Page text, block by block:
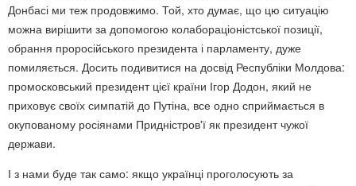
Донбасі ми теж продовжимо. Той, хто думає, що цю ситуацію
можна вирішити за допомогою колабораціоністської позиції,
обрання проросійського президента і парламенту, дуже
помиляється. Досить подивитися на досвід Республіки Молдова:
промосковський президент цієї країни Ігор Додон, який не
приховує своїх симпатій до Путіна, все одно сприймається в
окупованому росіянами Придністров'ї як президент чужої
держави.
І з нами буде так само: якщо українці проголосують за